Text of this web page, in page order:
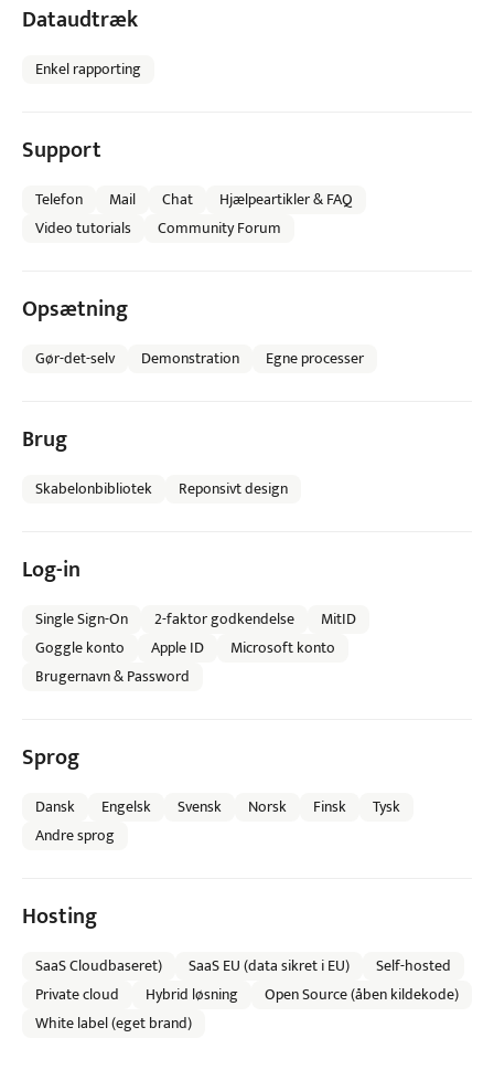
Dataudtræk
Enkel rapporting
Support
Telefon Mail Chat
Hjælpeartikler & FAQ
Video tutorials
Community Forum
Opsætning
Gør-det-selv Demonstration Egne processer
Brug
Skabelonbibliotek Reponsivt design
Log-in
Single Sign-On 2-faktor godkendelse
MitID
Goggle konto
Apple ID
Microsoft konto
Brugernavn & Password
Sprog
Dansk Engelsk Svensk Norsk Finsk
Tysk
Andre sprog
Hosting
SaaS Cloudbaseret) SaaS EU (data sikret i EU)
Self-hosted
Private cloud
Hybrid løsning
Open Source (åben kildekode)
White label (eget brand)